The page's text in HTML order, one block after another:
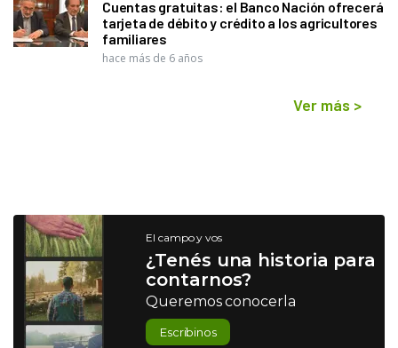
Cuentas gratuitas: el Banco Nación ofrecerá
tarjeta de débito y crédito a los agricultores
familiares
hace más de 6 años
Ver más >
El campo y vos
¿Tenés una historia para
contarnos?
Queremos conocerla
Escribinos